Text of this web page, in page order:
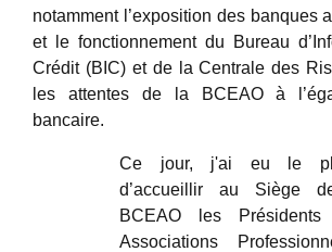
notamment l’exposition des banques
et le fonctionnement du Bureau
Crédit (BIC) et de la Centrale des
les attentes de la BCEAO à
bancaire.
Ce jour, j'ai eu le
d’accueillir au Siège
BCEAO les Présidents
Associations